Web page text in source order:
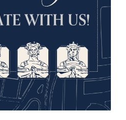
visite